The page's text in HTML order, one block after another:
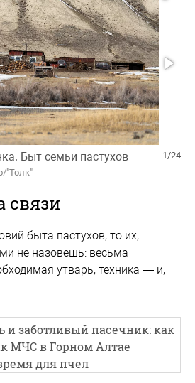
1/24
Быт семьи пастухов
"Толк"
связи
быта пастухов, то их,
не назовешь: весьма
утварь, техника — и,
и заботливый пасечник: как
МЧС в Горном Алтае
для пчел